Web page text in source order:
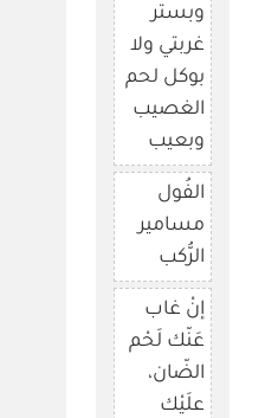
وبستر
غربتي ولا
بوكل لحم
الغصيب
وبعيب
الفُول
مسامير
الرُّكب
إنْ غاب
عَنّك لَحْم
الضّان،
علَيْك